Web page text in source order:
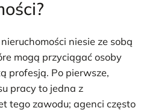
niesie ze sobą
mogą przyciągać osoby
profesją. Po pierwsze,
pracy to jedna z
tego zawodu; agenci często